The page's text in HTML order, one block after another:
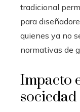
tradicional
para
quienes ya no
normativas de
Impacto
sociedad